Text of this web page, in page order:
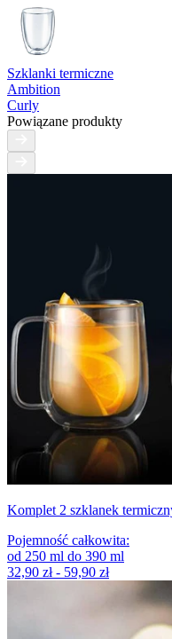
Szklanki termiczne
Ambition
Curly
Powiązane produkty
Komplet 2 szklanek
Pojemność całkowita:
od 250 ml do 390 ml
32,90 zł - 59,90 zł